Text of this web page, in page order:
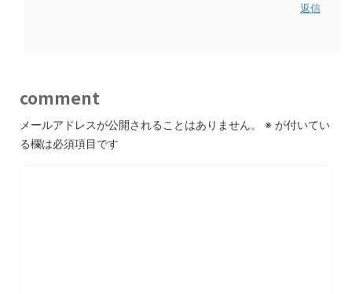
返信
comment
メールアドレスが公開されることはありません。 ※ が付いてい
る欄は必須項目です